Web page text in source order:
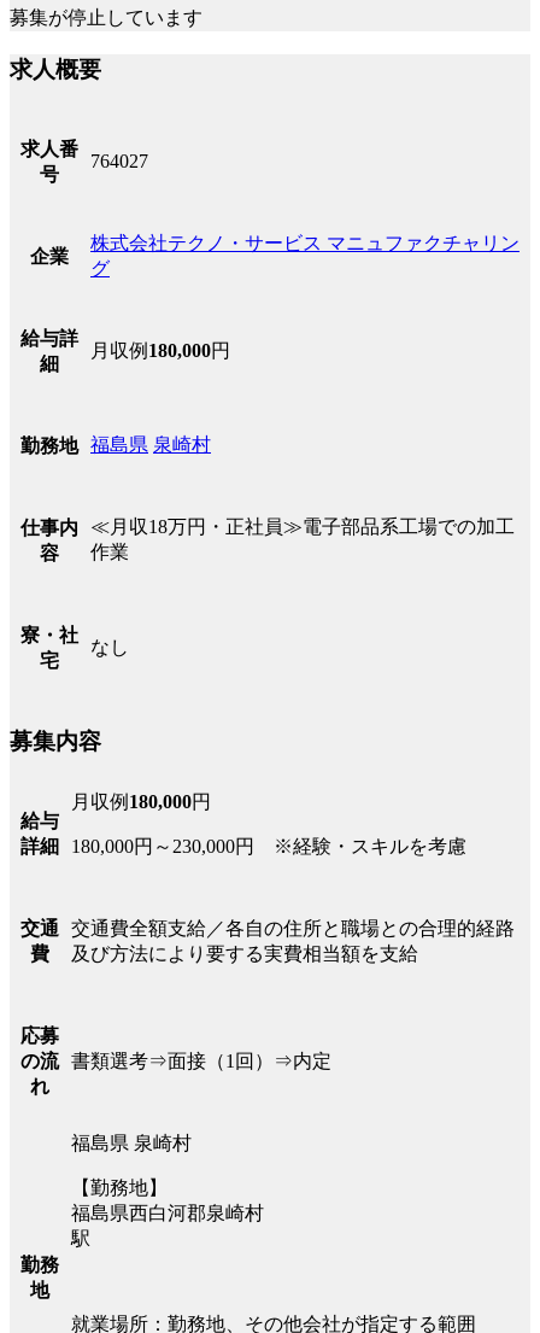
募集が停止しています
求人概要
求人番
号
764027
企業
株式会社テクノ・サービス マニュファクチャリン
グ
給与詳
細
月収例 180,000円
勤務地 福島県 泉崎村
仕事内
容
≪月収18万円・正社員≫電子部品系工場での加工
作業
寮・社
宅
なし
募集内容
給与
詳細
月収例 180,000円
180,000円～230,000円 ※経験・スキルを考慮
交通
費
交通費全額支給／各自の住所と職場との合理的経路
及び方法により要する実費相当額を支給
応募
の流
れ
書類選考⇒面接（1回）⇒内定
勤務
地
福島県 泉崎村
【勤務地】
福島県西白河郡泉崎村
駅
就業場所：勤務地、その他会社が指定する範囲